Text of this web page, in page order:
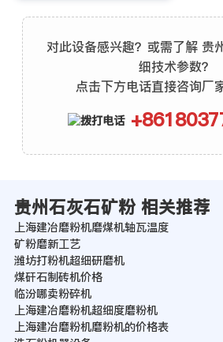
对此设备感兴趣？或需了解 贵
细技术参数？
点击下方电话直接咨询厂
贵州石灰石矿粉 相关推荐
上海建冶磨粉机磨煤机轴瓦温度
矿粉磨新工艺
潍坊打粉机超细研磨机
煤矸石制砖机价格
临汾哪卖粉碎机
上海建冶磨粉机超细度磨粉机
上海建冶磨粉机磨粉机的价格表